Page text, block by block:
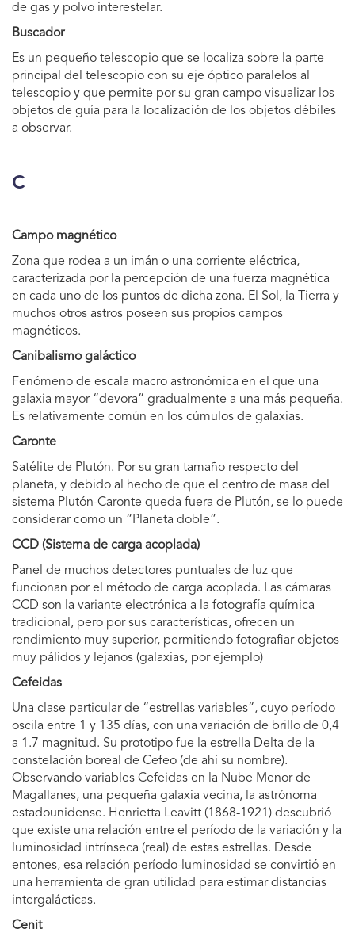
de gas y polvo interestelar.
Buscador
Es un pequeño telescopio que se localiza sobre la parte
principal del telescopio con su eje óptico paralelos al
telescopio y que permite por su gran campo visualizar los
objetos de guía para la localización de los objetos débiles
a observar.
C
Campo magnético
Zona que rodea a un imán o una corriente eléctrica,
caracterizada por la percepción de una fuerza magnética
en cada uno de los puntos de dicha zona. El Sol, la Tierra y
muchos otros astros poseen sus propios campos
magnéticos.
Canibalismo galáctico
Fenómeno de escala macro astronómica en el que una
galaxia mayor “devora” gradualmente a una más pequeña.
Es relativamente común en los cúmulos de galaxias.
Caronte
Satélite de Plutón. Por su gran tamaño respecto del
planeta, y debido al hecho de que el centro de masa del
sistema Plutón-Caronte queda fuera de Plutón, se lo puede
considerar como un “Planeta doble”.
CCD (Sistema de carga acoplada)
Panel de muchos detectores puntuales de luz que
funcionan por el método de carga acoplada. Las cámaras
CCD son la variante electrónica a la fotografía química
tradicional, pero por sus características, ofrecen un
rendimiento muy superior, permitiendo fotografiar objetos
muy pálidos y lejanos (galaxias, por ejemplo)
Cefeidas
Una clase particular de “estrellas variables”, cuyo período
oscila entre 1 y 135 días, con una variación de brillo de 0,4
a 1.7 magnitud. Su prototipo fue la estrella Delta de la
constelación boreal de Cefeo (de ahí su nombre).
Observando variables Cefeidas en la Nube Menor de
Magallanes, una pequeña galaxia vecina, la astrónoma
estadounidense. Henrietta Leavitt (1868-1921) descubrió
que existe una relación entre el período de la variación y la
luminosidad intrínseca (real) de estas estrellas. Desde
entones, esa relación período-luminosidad se convirtió en
una herramienta de gran utilidad para estimar distancias
intergalácticas.
Cenit